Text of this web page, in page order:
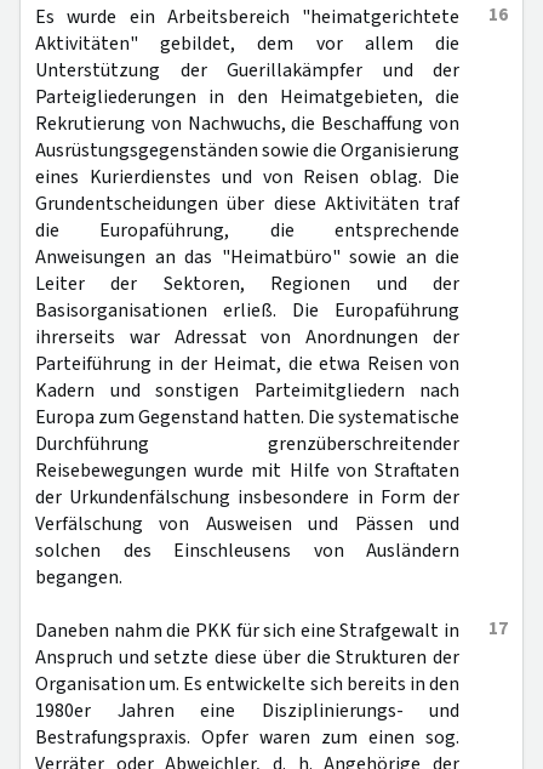
16
Es wurde ein Arbeitsbereich "heimatgerichtete
Aktivitäten" gebildet, dem vor allem die
Unterstützung der Guerillakämpfer und der
Parteigliederungen in den Heimatgebieten, die
Rekrutierung von Nachwuchs, die Beschaffung von
Ausrüstungsgegenständen sowie die Organisierung
eines Kurierdienstes und von Reisen oblag. Die
Grundentscheidungen über diese Aktivitäten traf
die Europaführung, die entsprechende
Anweisungen an das "Heimatbüro" sowie an die
Leiter der Sektoren, Regionen und der
Basisorganisationen erließ. Die Europaführung
ihrerseits war Adressat von Anordnungen der
Parteiführung in der Heimat, die etwa Reisen von
Kadern und sonstigen Parteimitgliedern nach
Europa zum Gegenstand hatten. Die systematische
Durchführung grenzüberschreitender
Reisebewegungen wurde mit Hilfe von Straftaten
der Urkundenfälschung insbesondere in Form der
Verfälschung von Ausweisen und Pässen und
solchen des Einschleusens von Ausländern
begangen.
17
Daneben nahm die PKK für sich eine Strafgewalt in
Anspruch und setzte diese über die Strukturen der
Organisation um. Es entwickelte sich bereits in den
1980er Jahren eine Disziplinierungs- und
Bestrafungspraxis. Opfer waren zum einen sog.